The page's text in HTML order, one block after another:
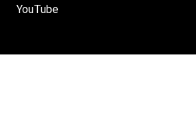
YouTube